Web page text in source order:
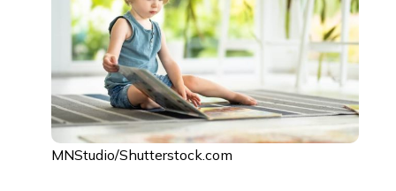
MNStudio/Shutterstock.com